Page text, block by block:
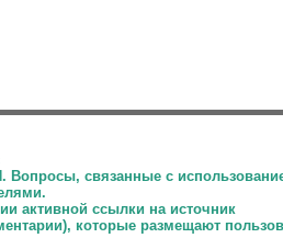
связанные с
активной ссылки на источник
которые размещают